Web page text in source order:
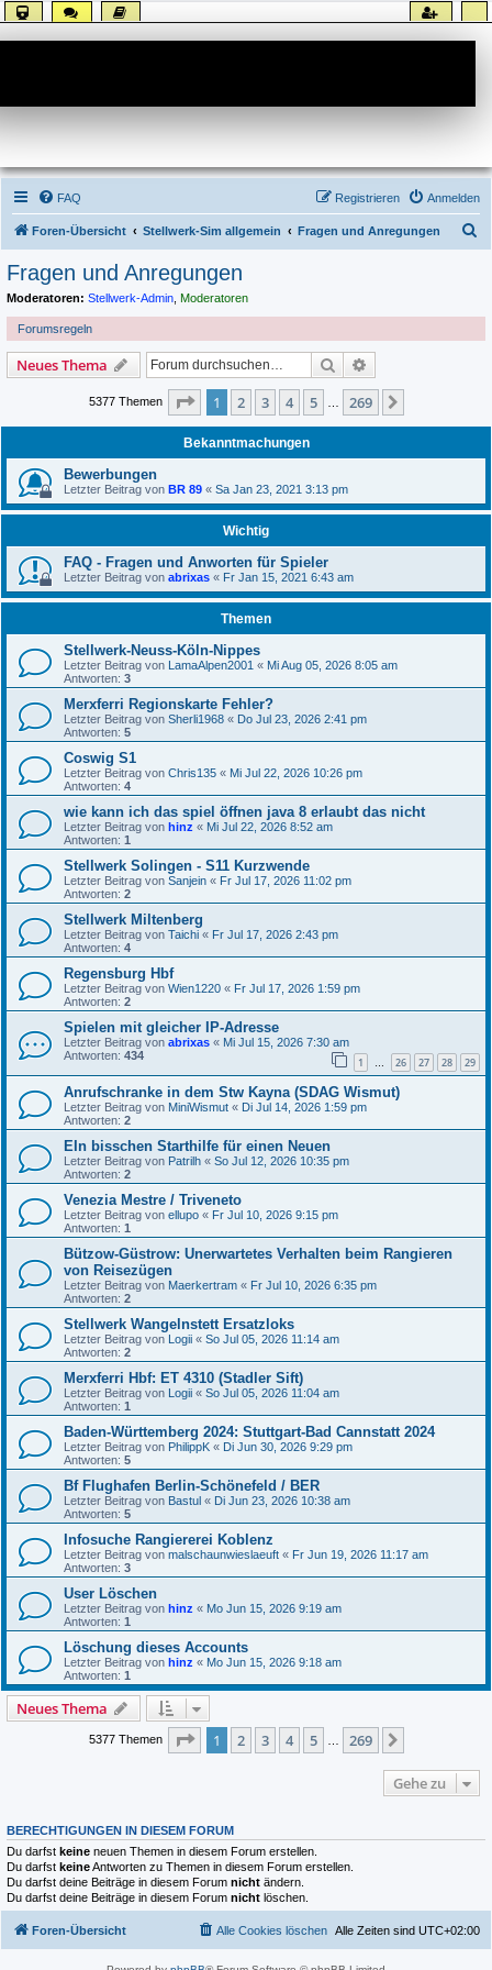
FAQ Anmelden
Registrieren
Foren-Übersicht Stellwerk-Sim allgemein Fragen und Anregungen
Fragen und Anregungen
Moderatoren: Stellwerk-Admin Moderatoren
Forumsregeln
Neues Thema Suche
5377 Themen Seite 1von 269
1 2 3 4 5 269
Bekanntmachungen
Bewerbungen
Letzter Beitrag von BR 89 « Sa Jan 23, 2021 3:13 pm
Wichtig
FAQ - Fragen und Anworten für Spieler
Letzter Beitrag von abrixas « Fr Jan 15, 2021 6:43 am
Themen
Stellwerk-Neuss-Köln-Nippes
Letzter Beitrag von LamaAlpen2001 « Mi Aug 05, 2026 8:05 am
Antworten: 3
Merxferri Regionskarte Fehler?
Letzter Beitrag von Sherli1968 « Do Jul 23, 2026 2:41 pm
Antworten: 5
Coswig S1
Letzter Beitrag von Chris135 « Mi Jul 22, 2026 10:26 pm
Antworten: 4
wie kann ich das spiel öffnen java 8 erlaubt das nicht
Letzter Beitrag von hinz « Mi Jul 22, 2026 8:52 am
Antworten: 1
Stellwerk Solingen - S11 Kurzwende
Letzter Beitrag von Sanjein « Fr Jul 17, 2026 11:02 pm
Antworten: 2
Stellwerk Miltenberg
Letzter Beitrag von Taichi « Fr Jul 17, 2026 2:43 pm
Antworten: 4
Regensburg Hbf
Letzter Beitrag von Wien1220 « Fr Jul 17, 2026 1:59 pm
Antworten: 2
Spielen mit gleicher IP-Adresse
Letzter Beitrag von abrixas « Mi Jul 15, 2026 7:30 am
Antworten: 434 1 … 26 27 28 29
Anrufschranke in dem Stw Kayna (SDAG Wismut)
Letzter Beitrag von MiniWismut « Di Jul 14, 2026 1:59 pm
Antworten: 2
EIn bisschen Starthilfe für einen Neuen
Letzter Beitrag von Patrilh « So Jul 12, 2026 10:35 pm
Antworten: 2
Venezia Mestre / Triveneto
Letzter Beitrag von ellupo « Fr Jul 10, 2026 9:15 pm
Antworten: 1
Bützow-Güstrow: Unerwartetes Verhalten beim Rangieren
von Reisezügen
Letzter Beitrag von Maerkertram « Fr Jul 10, 2026 6:35 pm
Antworten: 2
Stellwerk Wangelnstett Ersatzloks
Letzter Beitrag von Logii « So Jul 05, 2026 11:14 am
Antworten: 2
Merxferri Hbf: ET 4310 (Stadler Sift)
Letzter Beitrag von Logii « So Jul 05, 2026 11:04 am
Antworten: 1
Baden-Württemberg 2024: Stuttgart-Bad Cannstatt 2024
Letzter Beitrag von PhilippK « Di Jun 30, 2026 9:29 pm
Antworten: 5
Bf Flughafen Berlin-Schönefeld / BER
Letzter Beitrag von Bastul « Di Jun 23, 2026 10:38 am
Antworten: 5
Infosuche Rangiererei Koblenz
Letzter Beitrag von malschaunwieslaeuft « Fr Jun 19, 2026 11:17 am
Antworten: 3
User Löschen
Letzter Beitrag von hinz « Mo Jun 15, 2026 9:19 am
Antworten: 1
Löschung dieses Accounts
Letzter Beitrag von hinz « Mo Jun 15, 2026 9:18 am
Antworten: 1
Neues Thema
5377 Themen Seite 1von 269
1 2 3 4 5 269
Gehe zu
BERECHTIGUNGEN IN DIESEM FORUM
Du darfst keine neuen Themen in diesem Forum erstellen.
Du darfst keineAntworten zu Themen in diesem Forum erstellen.
Du darfst deine Beiträge in diesem Forum nicht ändern.
Du darfst deine Beiträge in diesem Forum nicht löschen.
Foren-Übersicht Alle Zeiten sind UTC+02:00
Alle Cookies löschen